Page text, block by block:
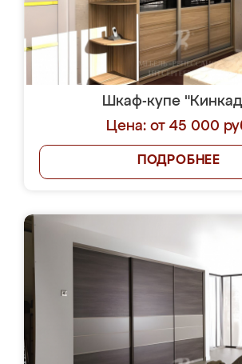
Шкаф-купе
Цена: от 45 000
ПОДРОБНЕЕ